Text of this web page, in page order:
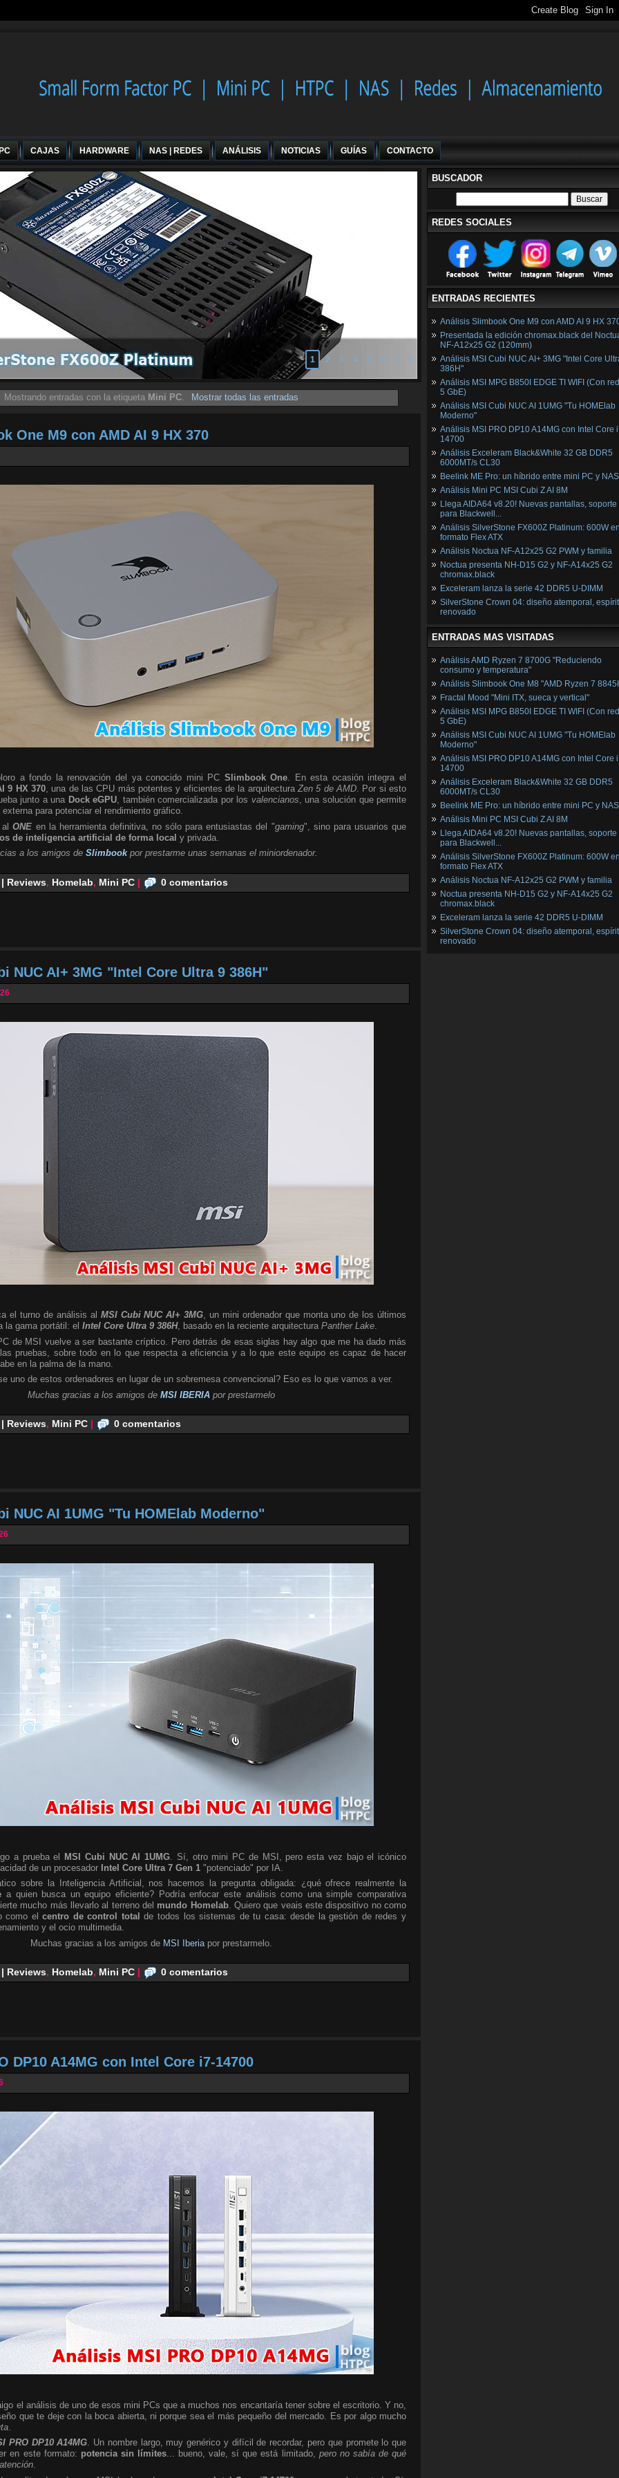
CAJAS HARDWARE NAS | REDES ANÁLISIS NOTICIAS GUÍAS CONTACTO
1 2 3 4 5 6 7 8
Mostrando entradas con la etiqueta Mini PC Mostrar todas las entradas
One M9 con AMD AI 9 HX 370
a fondo la renovación del ya conocido mini PC Slimbook One. En esta ocasión integra el
9 HX 370, una de las CPU más potentes y eficientes de la arquitecturaZen 5 de AMD. Por si esto
junto a una Dock eGPU, también comercializada por los valencianos, una solución que permite
para potenciar el rendimiento gráfico.
alONE en la herramienta definitiva, no sólo para entusiastas del "gaming", sino para usuarios que
de inteligencia artificial de forma local y privada.
a los amigos de Slimbook por prestarme unas semanas el miniordenador.
Reviews, Homelab, Mini PC | 0 comentarios
NUC AI+ 3MG "Intel Core Ultra 9 386H"
el turno de análisis al MSI Cubi NUC AI+ 3MG, un mini ordenador que monta uno de los últimos
la gama portátil: el Intel Core Ultra 9 386H, basado en la reciente arquitectura Panther Lake.
de MSI vuelve a ser bastante críptico. Pero detrás de esas siglas hay algo que me ha dado más
pruebas, sobre todo en lo que respecta a eficiencia y a lo que este equipo es capaz de hacer
en la palma de la mano.
uno de estos ordenadores en lugar de un sobremesa convencional? Eso es lo que vamos a ver.
Muchas gracias a los amigos de MSI IBERIA por prestarmelo
Reviews, Mini PC | 0 comentarios
NUC AI 1UMG "Tu HOMElab Moderno"
a prueba el MSI Cubi NUC AI 1UMG . Sí, otro mini PC de MSI, pero esta vez bajo el icónico
de un procesador Intel Core Ultra 7 Gen 1 "potenciado" por IA.
sobre la Inteligencia Artificial, nos hacemos la pregunta obligada: ¿qué ofrece realmente la
a quien busca un equipo eficiente? Podría enfocar este análisis como una simple comparativa
mucho más llevarlo al terreno del mundo Homelab. Quiero que veais este dispositivo no como
como elcentro de control total de todos los sistemas de tu casa: desde la gestión de redes y
y el ocio multimedia.
Muchas gracias a los amigos de MSI Iberia por prestarmelo.
Reviews, Homelab, Mini PC | 0 comentarios
DP10 A14MG con Intel Core i7-14700
el análisis de uno de esos mini PCs que a muchos nos encantaría tener sobre el escritorio. Y no,
que te deje con la boca abierta, ni porque sea el más pequeño del mercado. Es por algo mucho
PRO DP10 A14MG. Un nombre largo, muy genérico y difícil de recordar, pero que promete lo que
en este formato: potencia sin límites... bueno, vale, sí que está limitado, pero no sabía de qué
.
BUSCADOR
REDES SOCIALES
ENTRADAS RECIENTES
Análisis Slimbook One M9 con AMD AI 9 HX
Presentada la edición chromax.black del
NF‑A12x25 G2 (120mm)
Análisis MSI Cubi NUC AI+ 3MG "Intel Core
386H"
Análisis MSI MPG B850I EDGE TI WIFI (Con
5 GbE)
Análisis MSI Cubi NUC AI 1UMG "Tu HOMElab
Moderno"
Análisis MSI PRO DP10 A14MG con Intel Core
14700
Análisis Exceleram Black&White 32 GB DDR5
6000MT/s CL30
Beelink ME Pro: un híbrido entre mini PC y NAS
Análisis Mini PC MSI Cubi Z AI 8M
Llega AIDA64 v8.20! Nuevas pantallas, soporte
para Blackwell...
Análisis SilverStone FX600Z Platinum: 600W
formato Flex ATX
Análisis Noctua NF-A12x25 G2 PWM y familia
Noctua presenta NH-D15 G2 y NF-A14x25 G2
chromax.black
Exceleram lanza la serie 42 DDR5 U-DIMM
SilverStone Crown 04: diseño atemporal,
renovado
ENTRADAS MAS VISITADAS
Análisis AMD Ryzen 7 8700G "Reduciendo
consumo y temperatura"
Análisis Slimbook One M8 "AMD Ryzen 7
Fractal Mood "Mini ITX, sueca y vertical"
Análisis MSI MPG B850I EDGE TI WIFI (Con
5 GbE)
Análisis MSI Cubi NUC AI 1UMG "Tu HOMElab
Moderno"
Análisis MSI PRO DP10 A14MG con Intel Core
14700
Análisis Exceleram Black&White 32 GB DDR5
6000MT/s CL30
Beelink ME Pro: un híbrido entre mini PC y NAS
Análisis Mini PC MSI Cubi Z AI 8M
Llega AIDA64 v8.20! Nuevas pantallas, soporte
para Blackwell...
Análisis SilverStone FX600Z Platinum: 600W
formato Flex ATX
Análisis Noctua NF-A12x25 G2 PWM y familia
Noctua presenta NH-D15 G2 y NF-A14x25 G2
chromax.black
Exceleram lanza la serie 42 DDR5 U-DIMM
SilverStone Crown 04: diseño atemporal,
renovado